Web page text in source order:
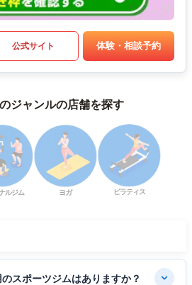
公式サイト 体験・相談予約
ジャンルの店舗を探す
ルジム ヨガ ピラティス
スポーツジムはありますか？